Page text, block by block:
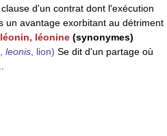
clause d'un contrat dont l'exécution
un avantage exorbitant au détriment
léonin, léonine (synonymes)
leonis , lion) Se dit d'un partage où